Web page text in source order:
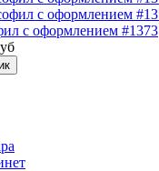
с оформлением #1373